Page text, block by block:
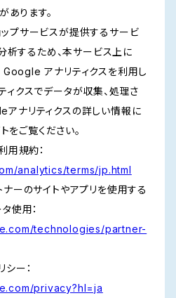
あります。
ップサービスが提供するサービ
析するため、本サービス上に
アナリティクスを利用し
ィクスでデータが収集、処理さ
ナリティクスの詳しい情報に
をご覧ください。
用規約：
analytics/terms/jp.html
ーのサイトやアプリを使用する
使用：
technologies/partner-
ー：
privacy?hl=ja